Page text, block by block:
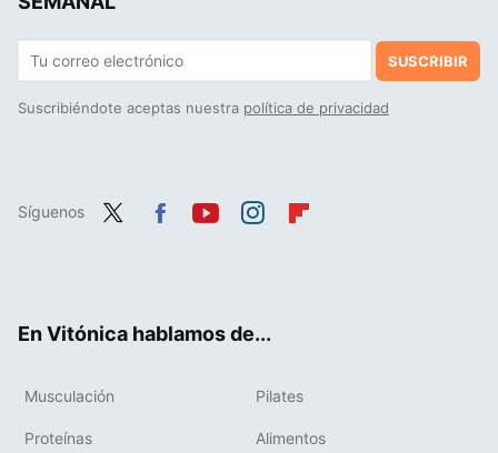
SUSCRIBIR
Suscribiéndote aceptas nuestra política de privacidad
Síguenos
En Vitónica hablamos de...
Musculación Pilates
Proteínas Alimentos